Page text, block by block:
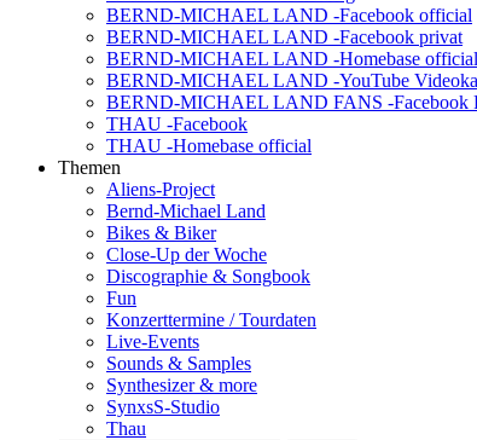
BERND-MICHAEL LAND -Facebook official
BERND-MICHAEL LAND -Facebook privat
BERND-MICHAEL LAND -Homebase official
BERND-MICHAEL LAND -YouTube
BERND-MICHAEL LAND FANS -Facebook
THAU -Facebook
THAU -Homebase official
Themen
Aliens-Project
Bernd-Michael Land
Bikes & Biker
Close-Up der Woche
Discographie & Songbook
Fun
Konzerttermine / Tourdaten
Live-Events
Sounds & Samples
Synthesizer & more
SynxsS-Studio
Thau